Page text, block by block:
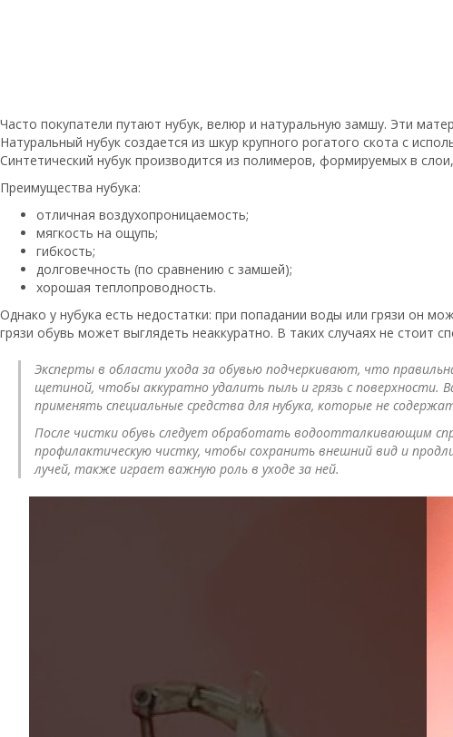
Часто покупатели путают нубук, велюр и натуральную замшу. Эти
Натуральный нубук создается из шкур крупного рогатого скота с
Синтетический нубук производится из полимеров, формируемых в
Преимущества нубука:
отличная воздухопроницаемость;
мягкость на ощупь;
гибкость;
долговечность (по сравнению с замшей);
хорошая теплопроводность.
Однако у нубука есть недостатки: при попадании воды или грязи он
грязи обувь может выглядеть неаккуратно. В таких случаях не
Эксперты в области ухода за обувью подчеркивают, что
щетиной, чтобы аккуратно удалить пыль и грязь с
применять специальные средства для нубука, которые не
После чистки обувь следует обработать водоотталкивающим
профилактическую чистку, чтобы сохранить внешний вид и
лучей, также играет важную роль в уходе за ней.